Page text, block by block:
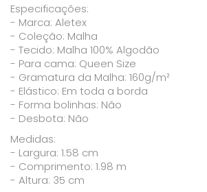
Especificações:
- Marca: Aletex
- Coleção: Malha
- Tecido: Malha 100% Algodão
- Para cama: Queen Size
- Gramatura da Malha: 160g/m²
- Elástico: Em toda a borda
- Forma bolinhas: Não
- Desbota: Não
Medidas:
- Largura: 1.58 cm
- Comprimento: 1.98 m
- Altura: 35 cm